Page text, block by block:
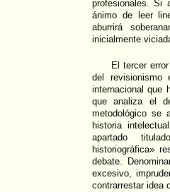
profesionales. Si
ánimo de leer
aburrirá
inicialmente
El tercer
del
internacional que
que analiza el
metodológico se
historia
apartado
historiográfica»
debate.
excesivo,
contrarrestar idea